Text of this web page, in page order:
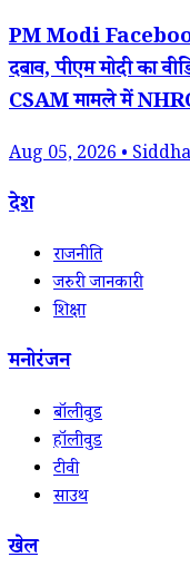
PM Modi
दबाव, पीएम मोदी का
CSAM मामले में
Aug 05, 2026 •
देश
राजनीति
जरुरी जानकारी
शिक्षा
मनोरंजन
बॉलीवुड
हॉलीवुड
टीवी
साउथ
खेल